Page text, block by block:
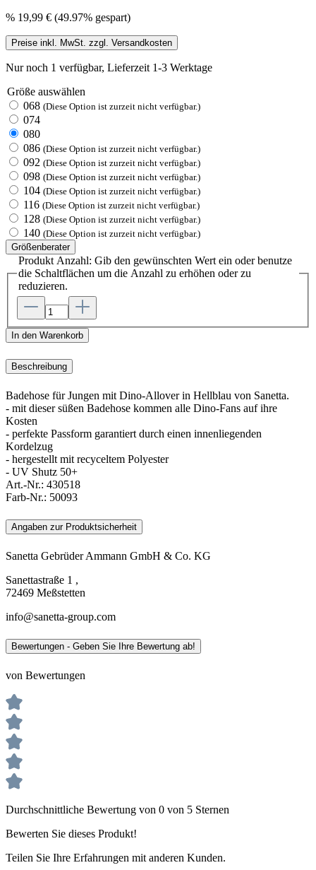
% 19,99 € (49.97% gespart)
Preise inkl. MwSt. zzgl. Versandkosten
Nur noch 1 verfügbar, Lieferzeit 1-3 Werktage
Größe auswählen
068 (Diese Option ist zurzeit nicht verfügbar.)
074
080
086 (Diese Option ist zurzeit nicht verfügbar.)
092 (Diese Option ist zurzeit nicht verfügbar.)
098 (Diese Option ist zurzeit nicht verfügbar.)
104 (Diese Option ist zurzeit nicht verfügbar.)
116 (Diese Option ist zurzeit nicht verfügbar.)
128 (Diese Option ist zurzeit nicht verfügbar.)
140 (Diese Option ist zurzeit nicht verfügbar.)
Größenberater
Produkt Anzahl: Gib den gewünschten Wert ein oder benutze
die Schaltflächen um die Anzahl zu erhöhen oder zu
reduzieren.
In den Warenkorb
Beschreibung
Badehose für Jungen mit Dino-Allover in Hellblau von Sanetta.
- mit dieser süßen Badehose kommen alle Dino-Fans auf ihre
Kosten
- perfekte Passform garantiert durch einen innenliegenden
Kordelzug
- hergestellt mit recyceltem Polyester
- UV Shutz 50+
Art.-Nr.: 430518
Farb-Nr.: 50093
Angaben zur Produktsicherheit
Sanetta Gebrüder Ammann GmbH & Co. KG
Sanettastraße 1 ,
72469 Meßstetten
info@sanetta-group.com
Bewertungen - Geben Sie Ihre Bewertung ab!
von Bewertungen
Durchschnittliche Bewertung von 0 von 5 Sternen
Bewerten Sie dieses Produkt!
Teilen Sie Ihre Erfahrungen mit anderen Kunden.